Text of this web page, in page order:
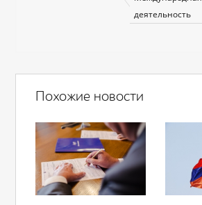
деятельность
Похожие новости